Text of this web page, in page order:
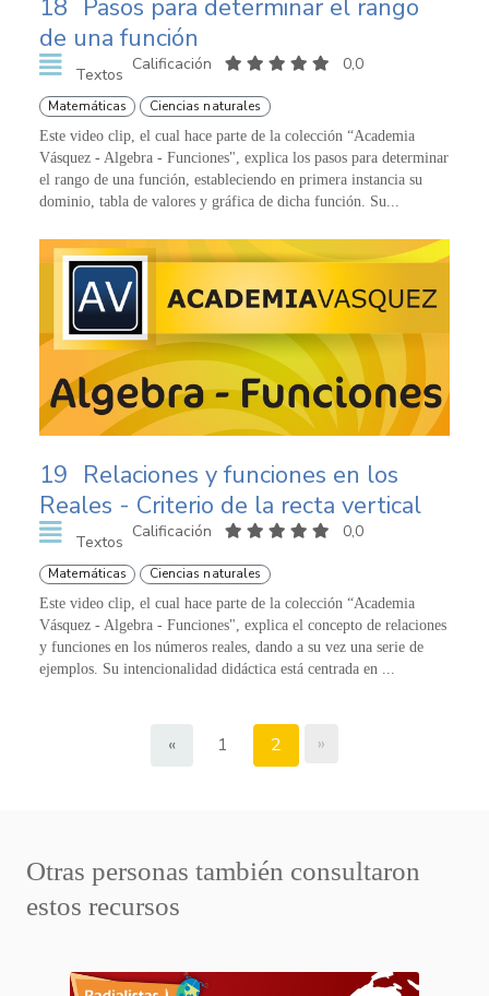
18 Pasos para determinar el rango
de una función
Textos
Calificación 0,0
Matemáticas Ciencias naturales
Este video clip, el cual hace parte de la colección “Academia
Vásquez - Algebra - Funciones", explica los pasos para determinar
el rango de una función, estableciendo en primera instancia su
dominio, tabla de valores y gráfica de dicha función. Su...
19 Relaciones y funciones en los
Reales - Criterio de la recta vertical
Textos
Calificación 0,0
Matemáticas Ciencias naturales
Este video clip, el cual hace parte de la colección “Academia
Vásquez - Algebra - Funciones", explica el concepto de relaciones
y funciones en los números reales, dando a su vez una serie de
ejemplos. Su intencionalidad didáctica está centrada en ...
« 1 2 »
Otras personas también consultaron
estos recursos